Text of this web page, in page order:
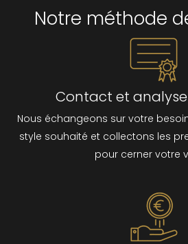
Notre méthode
Contact et
Nous échangeons sur votre
style souhaité et collectons les
pour cerner votre